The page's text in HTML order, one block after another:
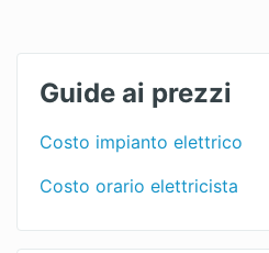
Guide ai prezzi
Costo impianto elettrico
Costo orario elettricista